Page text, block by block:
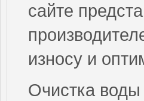
сайте
износу и
Очистка